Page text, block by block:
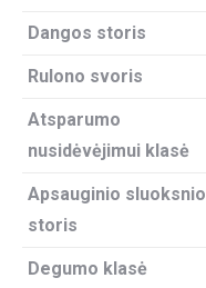
Dangos storis
Rulono svoris
Atsparumo
nusidėvėjimui klasė
Apsauginio sluoksnio
storis
Degumo klasė